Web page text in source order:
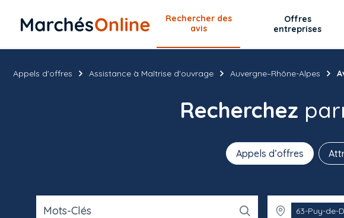
Rechercher des
avis
Offres
entreprises
Recherchez
Appels d’offres
Mots-Clés 63-Puy-de-
Appels d'offres Assistance à Maîtrise d'ouvrage Auvergne–Rhône-Alpes